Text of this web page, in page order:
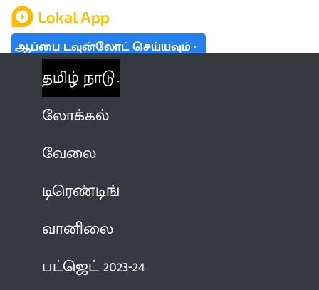
ஆப்பை டவுன்லோட் செய்யவும்
தமிழ் நாடு
லோக்கல்
வேலை
டிரெண்டிங்
வானிலை
பட்ஜெட் 2023-24